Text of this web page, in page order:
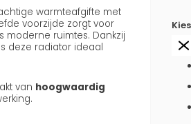
warmteafgifte met
voorzijde zorgt voor
ruimtes. Dankzij
deze radiator ideaal
van hoogwaardig